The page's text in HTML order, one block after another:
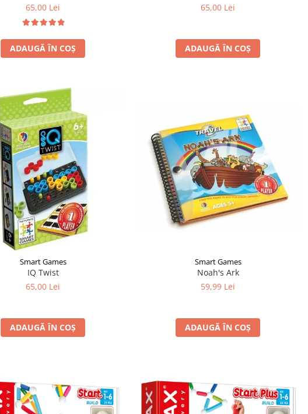
65,00 Lei
ADAUGĂ ÎN COȘ
65,00 Lei
ADAUGĂ ÎN COȘ
Smart Games
IQ Twist
65,00 Lei
ADAUGĂ ÎN COȘ
Smart Games
Noah's Ark
59,99 Lei
ADAUGĂ ÎN COȘ